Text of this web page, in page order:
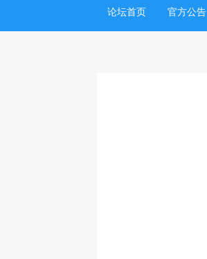
论坛首页 官方公告